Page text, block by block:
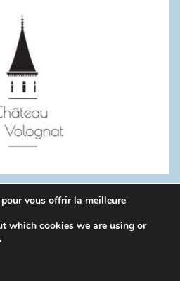
Donovan by ThemeZee.
vous offrir la meilleure
which cookies we are using or
.